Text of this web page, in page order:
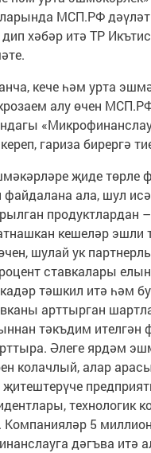
МСП.РФ
хәбәр итә ТР
кече һәм урта
алу өчен
гариза бирергә
җиде төрле
файдалана ала, шул
продуктлардан
кешеләр эшли
шулай ук
ставкалары
тәшкил итә һәм
арттырган
тәкъдим ителгән
Әлеге ярдәм
колачлый, алар
җитештерүче
технологик
Компанияләр 5
дәгъва итә